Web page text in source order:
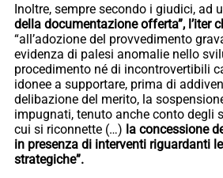
Inoltre, sempre secondo i giudici, ad
della documentazione offerta”, l’iter
“all’adozione del provvedimento
evidenza di palesi anomalie nello
procedimento né di incontrovertibili
idonee a supportare, prima di
delibazione del merito, la
impugnati, tenuto anche conto degli
cui si riconnette (…) la concessione
in presenza di interventi riguardanti
strategiche”.